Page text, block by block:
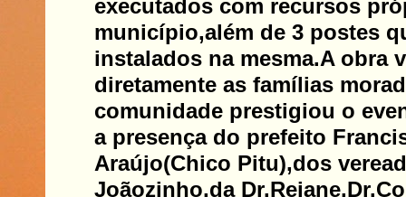
executados com recursos
município,além de 3 postes
instalados na mesma.A obra
diretamente as famílias
comunidade prestigiou o
a presença do prefeito
Araújo(Chico Pitu),dos
Joãozinho,da